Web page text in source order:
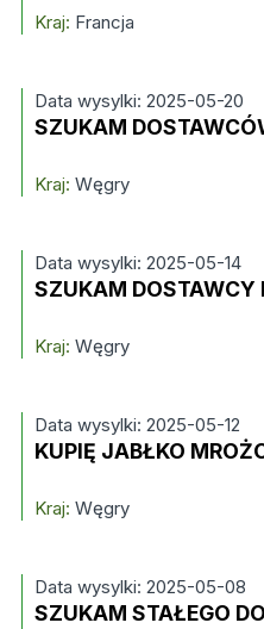
Kraj: Francja
Data wysylki: 2025-05-20
SZUKAM
Kraj: Węgry
Data wysylki: 2025-05-14
SZUKAM DOSTAWCY
Kraj: Węgry
Data wysylki: 2025-05-12
KUPIĘ JABŁKO
Kraj: Węgry
Data wysylki: 2025-05-08
SZUKAM STAŁEGO